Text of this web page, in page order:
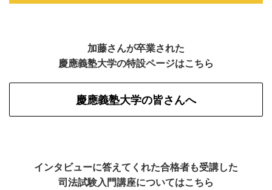
加藤さんが卒業された
慶應義塾大学の特設ページはこちら
慶應義塾大学の皆さんへ
インタビューに答えてくれた合格者も受講した
司法試験入門講座についてはこちら